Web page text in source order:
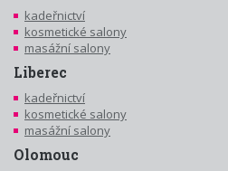
kadeřnictví
kosmetické salony
masážní salony
Liberec
kadeřnictví
kosmetické salony
masážní salony
Olomouc